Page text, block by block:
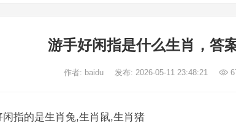
游手好闲指是什么生肖，答
作者: baidu 发布: 2026-05-11 23:48:21
闲指的是生肖兔,生肖鼠,生肖猪